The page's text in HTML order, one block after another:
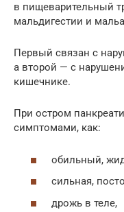
в пищеварительный
мальдигестии и
Первый связан с
а второй — с
кишечнике.
При остром
симптомами, как:
обильный,
сильная,
дрожь в теле,